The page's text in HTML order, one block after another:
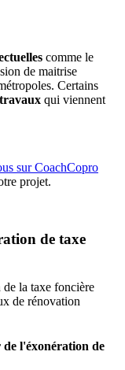
comme le
de maitrise
Certains
qui viennent
sur CoachCopro
projet.
de taxe
la taxe foncière
de rénovation
de l'éxonération de